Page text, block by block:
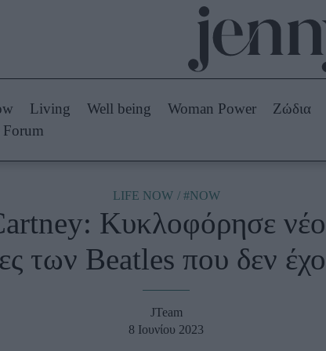
Styling Tips
Fashion News
Πρόσωπα
Living Well being Woman Power Ζώδια
Forum
LIFE NOW #NOW
Κυκλοφόρησε νέο
των Beatles που δεν
JTeam
8 Ιουνίου 2023